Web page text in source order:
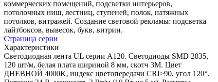
коммерческих помещений, подсветки интерьеров,
потолочных ниш, лестниц, ступеней, полок, натяжных
потолков, витражей. Создание световой рекламы: подсветка
лайтбоксов, вывесок, букв, витрин.
Страница серии
Характеристики
Светодиодная лента UL серии A120. Светодиоды SMD 2835,
120 шт/м, белая плата шириной 8 мм, скотч 3M. Цвет
ДНЕВНОЙ 4000K, индекс цветопередачи CRI>90, угол 120°.